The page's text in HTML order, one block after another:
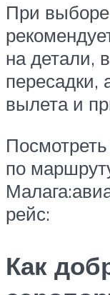
При выборе
на детали,
пересадки,
вылета и
по
рейс:
Как